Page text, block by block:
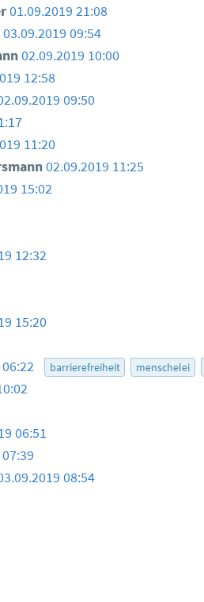
01.09.2019 21:08
03.09.2019 09:54
02.09.2019 10:00
12:58
09:50
11:20
02.09.2019 11:25
15:02
12:32
15:20
barrierefreiheit menschelei
06:51
08:54